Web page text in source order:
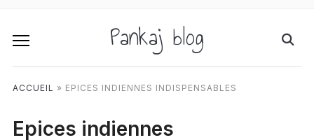
Pankaj blog
ACCUEIL » EPICES INDIENNES INDISPENSABLES
Epices indiennes